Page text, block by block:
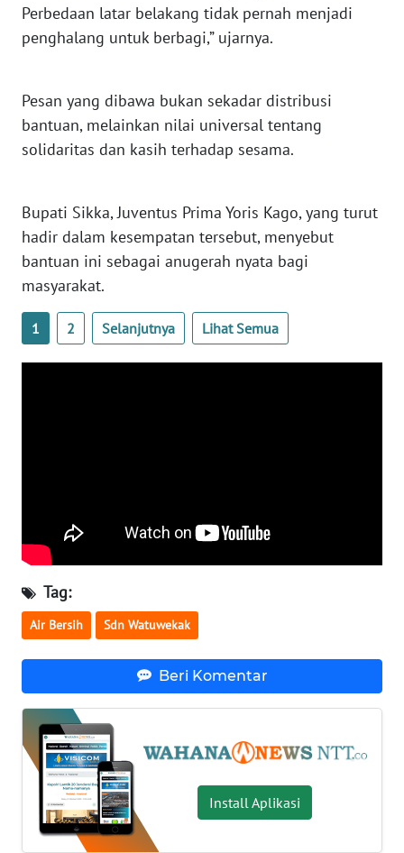
Perbedaan latar belakang tidak pernah menjadi
penghalang untuk berbagi,” ujarnya.
Pesan yang dibawa bukan sekadar distribusi
bantuan, melainkan nilai universal tentang
solidaritas dan kasih terhadap sesama.
Bupati Sikka, Juventus Prima Yoris Kago, yang turut
hadir dalam kesempatan tersebut, menyebut
bantuan ini sebagai anugerah nyata bagi
masyarakat.
1 2 Selanjutnya Lihat Semua
Tag:
Air Bersih Sdn Watuwekak
Beri Komentar
Install Aplikasi
WN
SULTENG
WN
SULBAR
WN
WN
SUMSEL
WN
WN
NUSANTARA
WN
WN
BALI
WN